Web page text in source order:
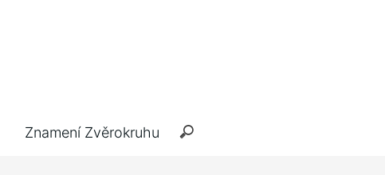
Znamení Zvěrokruhu